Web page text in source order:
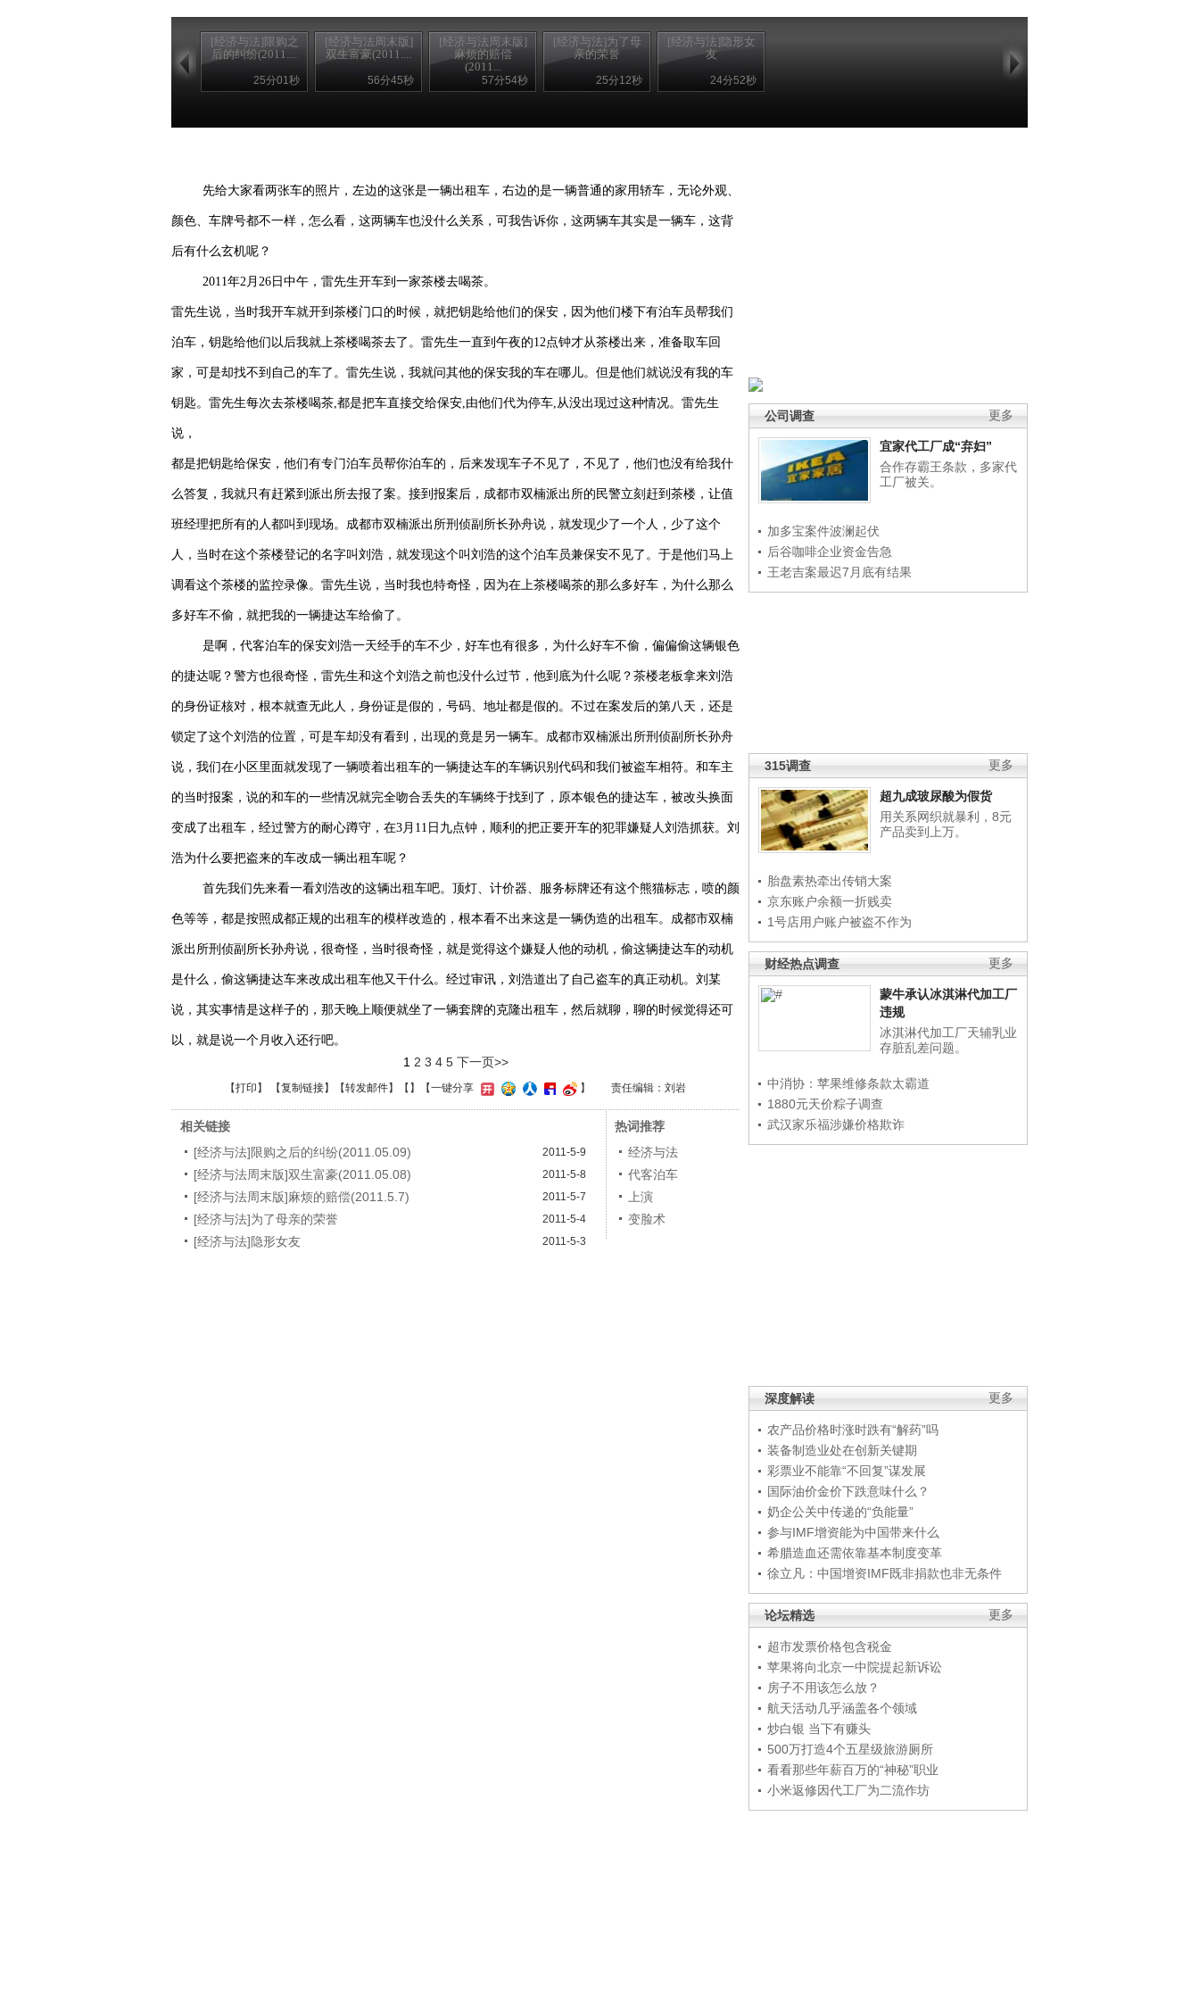
[经济与法]限购之
后的纠纷(2011....
25分01秒
[经济与法周末版]
双生富豪(2011....
56分45秒
[经济与法周末版]
麻烦的赔偿
(2011...
57分54秒
[经济与法]为了母
亲的荣誉
25分12秒
[经济与法]隐形女
友
24分52秒
更多
公司调查
宜家代工厂成“弃妇”
合作存霸王条款，多家代
工厂被关。
加多宝案件波澜起伏
后谷咖啡企业资金告急
王老吉案最迟7月底有结果
更多
315调查
超九成玻尿酸为假货
用关系网织就暴利，8元
产品卖到上万。
胎盘素热牵出传销大案
京东账户余额一折贱卖
1号店用户账户被盗不作为
更多
财经热点调查
蒙牛承认冰淇淋代加工厂
违规
冰淇淋代加工厂天辅乳业
存脏乱差问题。
中消协：苹果维修条款太霸道
1880元天价粽子调查
武汉家乐福涉嫌价格欺诈
更多
深度解读
农产品价格时涨时跌有“解药”吗
装备制造业处在创新关键期
彩票业不能靠“不回复”谋发展
国际油价金价下跌意味什么？
奶企公关中传递的“负能量”
参与IMF增资能为中国带来什么
希腊造血还需依靠基本制度变革
徐立凡：中国增资IMF既非捐款也非无条件
更多
论坛精选
超市发票价格包含税金
苹果将向北京一中院提起新诉讼
房子不用该怎么放？
航天活动几乎涵盖各个领域
炒白银 当下有赚头
500万打造4个五星级旅游厕所
看看那些年薪百万的“神秘”职业
小米返修因代工厂为二流作坊
先给大家看两张车的照片，左边的这张是一辆出租车，右边的是一辆普通的家用轿车，无论外观、
颜色、车牌号都不一样，怎么看，这两辆车也没什么关系，可我告诉你，这两辆车其实是一辆车，这背
后有什么玄机呢？
2011年2月 26 日 中午，雷先生开车到一家茶楼去喝茶。
雷先生说 ，当时我开车就开到茶楼门口的时候，就把钥匙给他们的保安，因为他们楼下有泊车员帮我们
泊车，钥匙给他们以后我就上茶楼喝茶去了。 雷先生一直到午夜的12点钟才从茶楼出来，准备取车回
家，可是却找不到自己的车了。 雷先生说， 我就问其他的保安我的车在哪儿。但是他们就说没有我的车
钥匙。 雷先生每次去茶楼喝茶,都是把车直接交给保安,由他们代为停车,从没出现过这种情况。 雷先生
说，
都是把钥匙给保安，他们有专门泊车员帮你泊车的，后来发现车子不见了，不见了，他们也没有给我什
么答复，我就只有赶紧到派出所去报了案。接到报案后，成都市双楠派出所的民警立刻赶到茶楼，让值
班经理把所有的人都叫到现场。 成都市双楠派出所刑侦副所长孙舟说， 就发现少了一个人，少了这个
人，当时在这个茶楼登记的名字叫刘浩，就发现这个叫刘浩的这个泊车员兼保安不见了。于是他们马上
调看这个茶楼的监控录像。 雷先生说， 当时我也特奇怪，因为在上茶楼喝茶的那么多好车，为什么那么
多好车不偷，就把我的一辆捷达车给偷了。
是啊，代客泊车的保安刘浩一天经手的车不少，好车也有很多，为什么好车不偷，偏偏偷这辆银色
的捷达呢？警方也很奇怪， 雷先生和这个刘浩之前也没什么过节，他到底为什么呢？茶楼老板拿来刘浩
的身份证核对，根本就查无此人，身份证是假的，号码、地址都是假的。不过在案发后的第八天，还是
锁定了这个刘浩的位置，可是车却没有看到，出现的竟是另一辆车。 成都市双楠派出所刑侦副所长孙舟
说， 我们在小区里面就发现了一辆喷着出租车的一辆捷达车的车辆识别代码和我们被盗车相符。和车主
的当时报案，说的和车的一些情况就完全吻合丢失的车辆终于找到了，原本银色的捷达车，被改头换面
变成了出租车，经过警方的耐心蹲守，在3月11日 九点钟，顺利的把正要开车的犯罪嫌疑人刘浩抓获。刘
浩为什么要把盗来的车改成一辆出租车呢？
首先我们先来看一看刘浩改的这辆出租车吧。顶灯、计价器、服务标牌还有这个熊猫标志，喷的颜
色等等，都是按照成都正规的出租车的模样改造的，根本看不出来这是一辆伪造的出租车。 成都市双楠
派出所刑侦副所长孙舟说，很奇怪，当时很奇怪，就是觉得这个嫌疑人他的动机，偷这辆捷达车的动机
是什么，偷这辆捷达车来改成出租车他又干什么。经过审讯，刘浩道出了自己盗车的真正动机。刘某
说， 其实事情是这样子的，那天晚上顺便就坐了一辆套牌的克隆出租车，然后就聊，聊的时候觉得还可
以，就是说一个月收入还行吧。
1 2 3 4 5 下一页>>
【打印 】 【复制链接】【转发邮件】【 】 【一键分享 】 责任编辑：刘岩
相关链接
[经济与法]限购之后的纠纷(2011.05.09)
2011-5-9
[经济与法周末版]双生富豪(2011.05.08) 2011-5-8
[经济与法周末版]麻烦的赔偿(2011.5.7) 2011-5-7
[经济与法]为了母亲的荣誉 2011-5-4
[经济与法]隐形女友 2011-5-3
热词推荐
经济与法
代客泊车
上演
变脸术